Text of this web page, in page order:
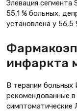
Элевация сегмента
55,1 % больных,
установлена у 56,5
инфаркта
В терапии больных
рекомендованные
симптоматические